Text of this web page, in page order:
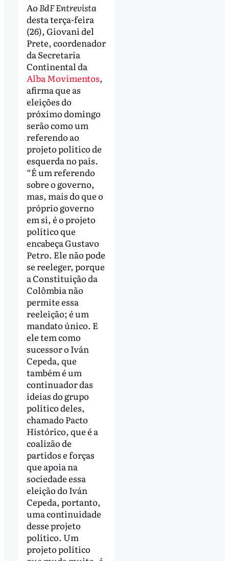
Ao BdF Entrevista
desta terça-feira
(26), Giovani del
Prete, coordenador
da Secretaria
Continental da
Alba Movimentos,
afirma que as
eleições do
próximo domingo
serão como um
referendo ao
projeto político de
esquerda no país.
“É um referendo
sobre o governo,
mas, mais do que o
próprio governo
em si, é o projeto
político que
encabeça Gustavo
Petro. Ele não pode
se reeleger, porque
a Constituição da
Colômbia não
permite essa
reeleição; é um
mandato único. E
ele tem como
sucessor o Iván
Cepeda, que
também é um
continuador das
ideias do grupo
político deles,
chamado Pacto
Histórico, que é a
coalizão de
partidos e forças
que apoia na
sociedade essa
eleição do Iván
Cepeda, portanto,
uma continuidade
desse projeto
político. Um
projeto político